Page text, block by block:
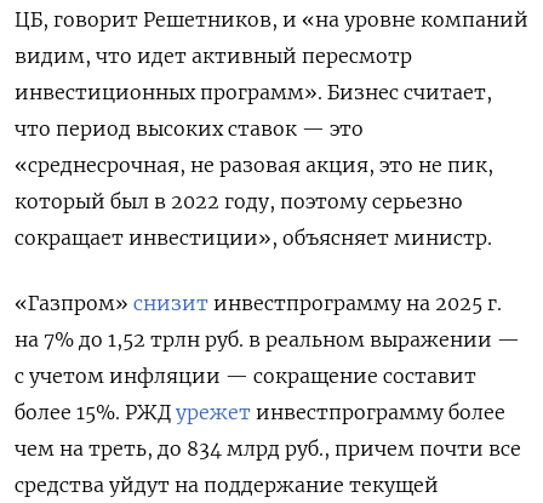
ЦБ, говорит Решетников, и «на уровне компаний
видим, что идет активный пересмотр
инвестиционных программ». Бизнес считает,
что период высоких ставок — это
«среднесрочная, не разовая акция, это не пик,
который был в 2022 году, поэтому серьезно
сокращает инвестиции», объясняет министр.
«Газпром» снизит инвестпрограмму на 2025 г.
на 7% до 1,52 трлн руб. в реальном выражении —
с учетом инфляции — сокращение составит
более 15%. РЖД урежет инвестпрограмму более
чем на треть, до 834 млрд руб., причем почти все
средства уйдут на поддержание текущей